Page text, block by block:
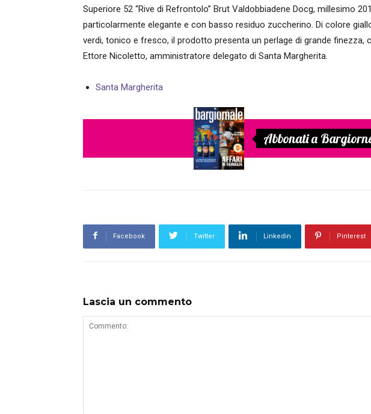
Superiore 52 “Rive di Refrontolo” Brut Valdobbiadene Docg, millesimo
particolarmente elegante e con basso residuo zuccherino. Di colore
verdi, tonico e fresco, il prodotto presenta un perlage di grande finezza,
Ettore Nicoletto, amministratore delegato di Santa Margherita.
Santa Margherita
Abbonati a
Facebook Twitter Linkedin Pinterest
Lascia un commento